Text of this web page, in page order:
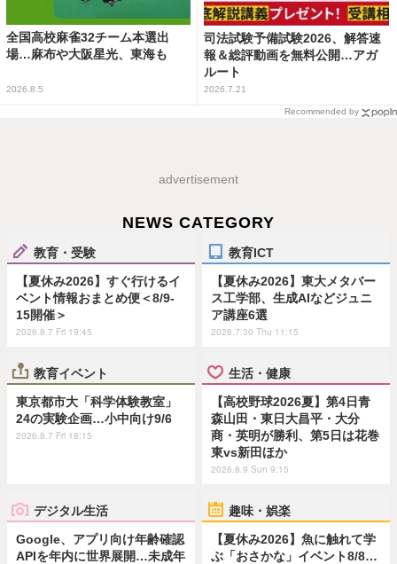
全国高校麻雀32チーム本選出
場…麻布や大阪星光、東海も
2026.8.5
司法試験予備試験2026、解答速
報＆総評動画を無料公開…アガ
ルート
2026.7.21
Recommended by
advertisement
NEWS CATEGORY
教育・受験
【夏休み2026】すぐ行けるイ
ベント情報おまとめ便＜8/9-
15開催＞
2026.8.7 Fri 19:45
教育ICT
【夏休み2026】東大メタバー
ス工学部、生成AIなどジュニ
ア講座6選
2026.7.30 Thu 11:15
教育イベント
東京都市大「科学体験教室」
24の実験企画…小中向け9/6
2026.8.7 Fri 18:15
生活・健康
【高校野球2026夏】第4日青
森山田・東日大昌平・大分
商・英明が勝利、第5日は花巻
東vs新田ほか
2026.8.9 Sun 9:15
デジタル生活
Google、アプリ向け年齢確認
APIを年内に世界展開…未成年
趣味・娯楽
【夏休み2026】魚に触れて学
ぶ「おさかな」イベント8/8…